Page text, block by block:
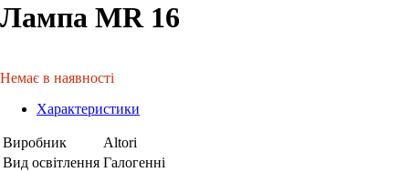
Лампа MR 16
Немає в наявності
Характеристики
Виробник
Altori
Вид освітлення Галогенні